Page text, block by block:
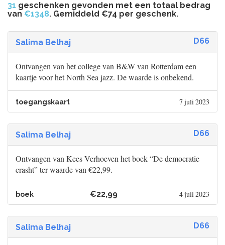
31 geschenken gevonden met een totaal bedrag
van €1348. Gemiddeld €74 per geschenk.
Salima Belhaj D66
Ontvangen van het college van B&W van Rotterdam een
kaartje voor het North Sea jazz. De waarde is onbekend.
toegangskaart 7 juli 2023
Salima Belhaj D66
Ontvangen van Kees Verhoeven het boek “De democratie
crasht” ter waarde van €22,99.
boek €22,99 4 juli 2023
Salima Belhaj D66